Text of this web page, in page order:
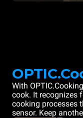
With
cook. It recognizes
cooking processes
sensor. Keep